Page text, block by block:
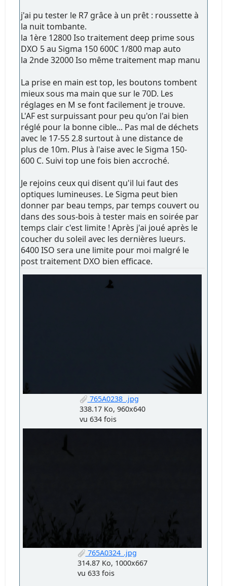
j'ai pu tester le R7 grâce à un prêt : roussette à
la nuit tombante.
la 1ère 12800 Iso traitement deep prime sous
DXO 5 au Sigma 150 600C 1/800 map auto
la 2nde 32000 Iso même traitement map manu
La prise en main est top, les boutons tombent
mieux sous ma main que sur le 70D. Les
réglages en M se font facilement je trouve.
L'AF est surpuissant pour peu qu'on l'ai bien
réglé pour la bonne cible... Pas mal de déchets
avec le 17-55 2.8 surtout à une distance de
plus de 10m. Plus à l'aise avec le Sigma 150-
600 C. Suivi top une fois bien accroché.
Je rejoins ceux qui disent qu'il lui faut des
optiques lumineuses. Le Sigma peut bien
donner par beau temps, par temps couvert ou
dans des sous-bois à tester mais en soirée par
temps clair c'est limite ! Après j'ai joué après le
coucher du soleil avec les dernières lueurs.
6400 ISO sera une limite pour moi malgré le
post traitement DXO bien efficace.
765A0238_.jpg
338.17 Ko, 960x640
vu 634 fois
765A0324_.jpg
314.87 Ko, 1000x667
vu 633 fois